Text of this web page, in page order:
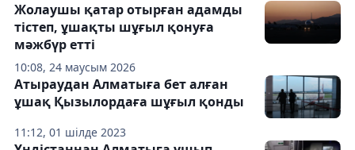
10:08, 24 маусым 2026
Жолаушы қатар отырған адамды
тістеп, ұшақты шұғыл қонуға
мәжбүр етті
11:12, 01 шілде 2023
Атыраудан Алматыға бет алған
ұшақ Қызылордаға шұғыл қонды